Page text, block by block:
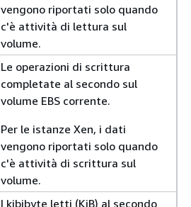
vengono riportati solo quando
c'è attività di lettura sul
volume.
Le operazioni di scrittura
completate al secondo sul
volume EBS corrente.
Per le istanze Xen, i dati
vengono riportati solo quando
c'è attività di scrittura sul
volume.
I kibibyte letti (KiB) al secondo